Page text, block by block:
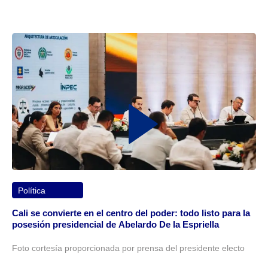
Política
Cali se convierte en el centro del poder: todo listo para la
posesión presidencial de Abelardo De la Espriella
Foto cortesía proporcionada por prensa del presidente electo